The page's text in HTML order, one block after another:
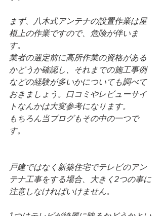
まず、八木式アンテナの設置作業は屋
根上の作業ですので、危険が伴いま
す。
業者の選定前に高所作業の資格がある
かどうか確認し、それまでの施工事例
などの経験が多いかについても調べて
おきましょう。口コミやレビューサイ
トなんかは大変参考になります。
もちろん当ブログもその中の一つで
す。
戸建ではなく新築住宅でテレビのアン
テナ工事をする場合、大きく2つの事に
注意しなければいけません。